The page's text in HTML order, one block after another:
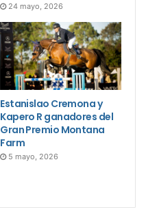
24 mayo, 2026
Estanislao Cremona y
Kapero R ganadores del
Gran Premio Montana
Farm
5 mayo, 2026